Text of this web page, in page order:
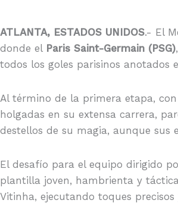
ATLANTA, ESTADOS UNIDOS.- El
donde el Paris Saint-Germain (PSG)
todos los goles parisinos
Al término de la primera etapa,
holgadas en su extensa carrera,
destellos de su magia, aunque
El desafío para el equipo dirigido
plantilla joven, hambrienta y
Vitinha, ejecutando toques